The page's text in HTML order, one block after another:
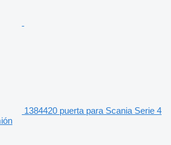
1384420 puerta para Scania Serie 4